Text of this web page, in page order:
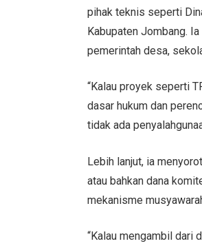
pihak teknis seperti
Kabupaten Jombang.
pemerintah desa,
“Kalau proyek seperti
dasar hukum dan
tidak ada
Lebih lanjut, ia
atau bahkan dana
mekanisme
“Kalau mengambil dari